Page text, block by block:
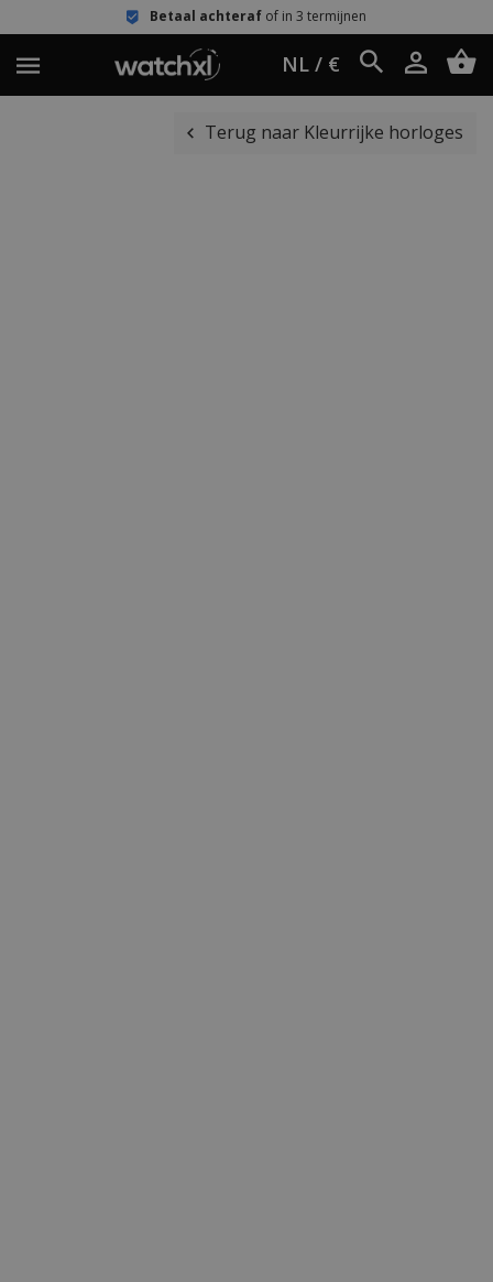
Betaal achteraf of in 3 termijnen
NL / €
Terug naar Kleurrijke horloges